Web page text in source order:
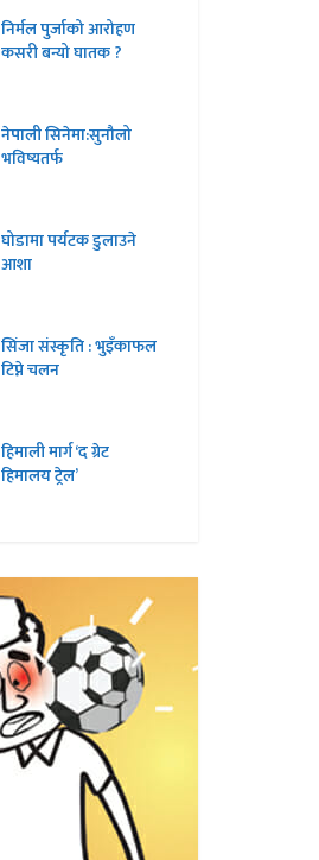
निर्मल पुर्जाको आरोहण
कसरी बन्यो घातक ?
नेपाली सिनेमा:सुनौलो
भविष्यतर्फ
घोडामा पर्यटक डुलाउने
आशा
सिंजा संस्कृति : भुइँकाफल
टिप्ने चलन
हिमाली मार्ग ‘द ग्रेट
हिमालय ट्रेल’